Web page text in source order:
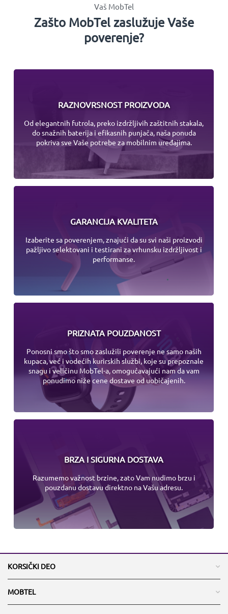
Vaš MobTel
Zašto MobTel zaslužuje Vaše
poverenje?
RAZNOVRSNOST PROIZVODA
Od elegantnih futrola, preko izdržljivih zaštitnih stakala,
do snažnih baterija i efikasnih punjača, naša ponuda
pokriva sve Vaše potrebe za mobilnim uređajima.
GARANCIJA KVALITETA
Izaberite sa poverenjem, znajući da su svi naši proizvodi
pažljivo selektovani i testirani za vrhunsku izdržljivost i
performanse.
PRIZNATA POUZDANOST
Ponosni smo što smo zaslužili poverenje ne samo naših
kupaca, već i vodećih kurirskih službi, koje su prepoznale
snagu i veličinu MobTel-a, omogućavajući nam da vam
ponudimo niže cene dostave od uobičajenih.
BRZA I SIGURNA DOSTAVA
Razumemo važnost brzine, zato Vam nudimo brzu i
pouzdanu dostavu direktno na Vašu adresu.
KORSIČKI DEO
MOBTEL